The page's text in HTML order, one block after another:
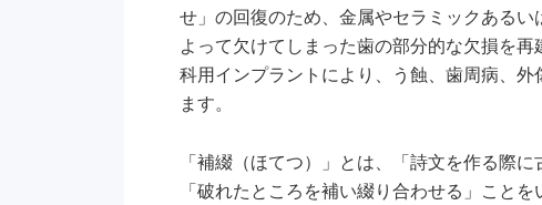
せ」の回復のため、金属やセラミックある
よって欠けてしまった歯の部分的な欠損を
科用インプラントにより、う蝕、歯周病、
ます。
「補綴（ほてつ）」とは、「詩文を作る際
「破れたところを補い綴り合わせる」こと